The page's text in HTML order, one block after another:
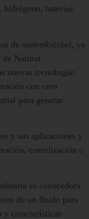
hidrógeno, baterías
de sostenibilidad, ya
de Natural
nuevas tecnologías
con cero
para generar
y sus aplicaciones y
esterilización o
es conocedora
de un fluido para
y características